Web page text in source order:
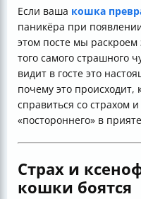
Если ваша кошка
паникёра при
этом посте мы
того самого страшного
видит в госте это
почему это
справиться со страхом
«постороннего» в
Страх и
кошки боятся